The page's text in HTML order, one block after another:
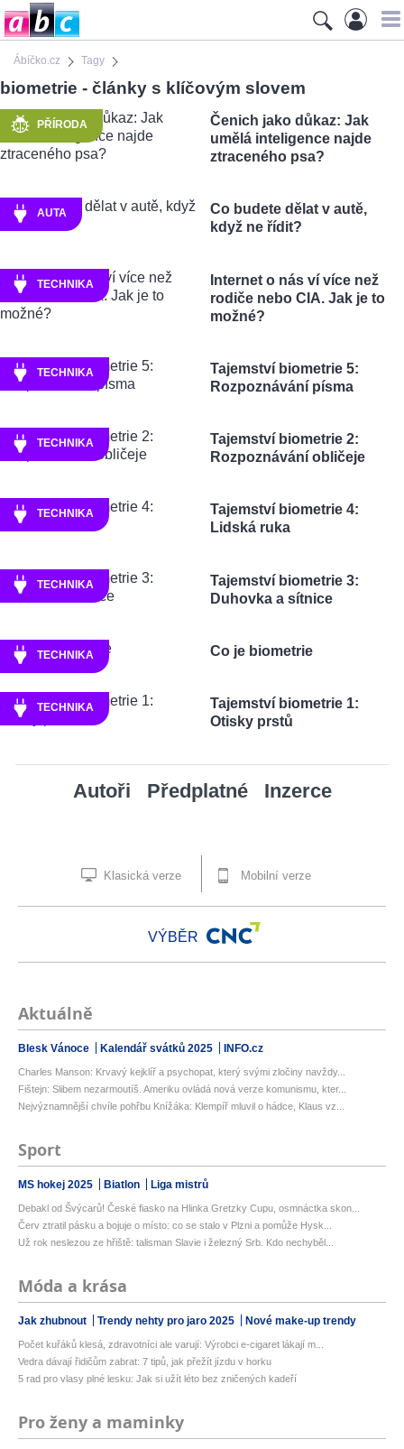
Ábíčko.cz Tagy
biometrie - články s klíčovým slovem
PŘÍRODA
Čenich jako důkaz: Jak
umělá inteligence najde
ztraceného psa?
AUTA
Co budete dělat v autě,
když ne řídit?
TECHNIKA
Internet o nás ví více než
rodiče nebo CIA. Jak je to
možné?
TECHNIKA
Tajemství biometrie 5:
Rozpoznávání písma
TECHNIKA
Tajemství biometrie 2:
Rozpoznávání obličeje
TECHNIKA
Tajemství biometrie 4:
Lidská ruka
TECHNIKA
Tajemství biometrie 3:
Duhovka a sítnice
TECHNIKA Co je biometrie
TECHNIKA
Tajemství biometrie 1:
Otisky prstů
Autoři Předplatné Inzerce
Klasická verze Mobilní verze
VÝBĚR
Aktuálně
Blesk Vánoce Kalendář svátků 2025 INFO.cz
Charles Manson: Krvavý kejklíř a psychopat, který svými zločiny navždy...
Fištejn: Slibem nezarmoutíš. Ameriku ovládá nová verze komunismu, kter...
Nejvýznamnější chvíle pohřbu Knížáka: Klempíř mluvil o hádce, Klaus vz...
Sport
MS hokej 2025 Biatlon Liga mistrů
Debakl od Švýcarů! České fiasko na Hlinka Gretzky Cupu, osmnáctka skon...
Červ ztratil pásku a bojuje o místo: co se stalo v Plzni a pomůže Hysk...
Už rok neslezou ze hřiště: talisman Slavie i železný Srb. Kdo nechyběl...
Móda a krása
Jak zhubnout Trendy nehty pro jaro 2025 Nové make-up trendy
Počet kuřáků klesá, zdravotníci ale varují: Výrobci e-cigaret lákají m...
Vedra dávají řidičům zabrat: 7 tipů, jak přežít jízdu v horku
5 rad pro vlasy plné lesku: Jak si užít léto bez zničených kadeří
Pro ženy a maminky